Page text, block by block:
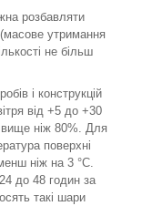
розбавляти
утримання
не більш
і конструкцій
від +5 до +30
вище ніж 80%. Для
поверхні
ніж на 3 °C.
до 48 годин за
такі шари